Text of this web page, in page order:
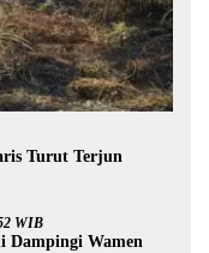
Turut Terjun
WIB
Dampingi Wamen